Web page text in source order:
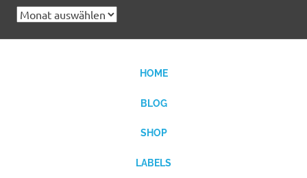
Archives
HOME
BLOG
SHOP
LABELS